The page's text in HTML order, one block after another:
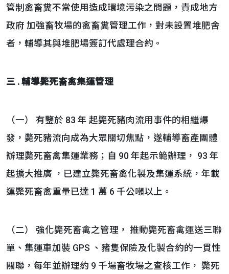
管制禽畜糞不當使用造成環境污染之問題，責成地方
政府 加強畜牧場的禽畜糞管理工作，對未設置堆肥舍
者，輔導其與堆肥場簽訂代處理合約。
三 . 輔導斃死畜禽集運管理
（一） 有鑒於 83 年 起斃死豬肉流用事件的相繼爆
發，斃死豬流向成為大眾關切焦點，遂輔導畜產團體
辦理斃死畜禽集運業務；自 90 年起示範辦理， 93 年
起擴大推廣 ，已建立斃死畜禽化製及集運系統，年載
運斃死畜禽重量已達 1 萬 6 千公噸以上。
（二） 強化斃死畜禽之管理， 推動斃死畜禽運送三聯
單、集運車加裝 GPS 、豬隻保險及化製合約的一貫性
關聯，每年並辦理約 9 千場畜牧場之查核工作， 斃死